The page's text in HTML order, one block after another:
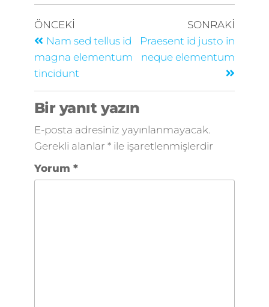
ÖNCEKI
Nam sed tellus id
magna elementum
tincidunt
SONRAKI
Praesent id justo in
neque elementum
Bir yanıt yazın
E-posta adresiniz yayınlanmayacak.
Gerekli alanlar *ile işaretlenmişlerdir
Yorum *